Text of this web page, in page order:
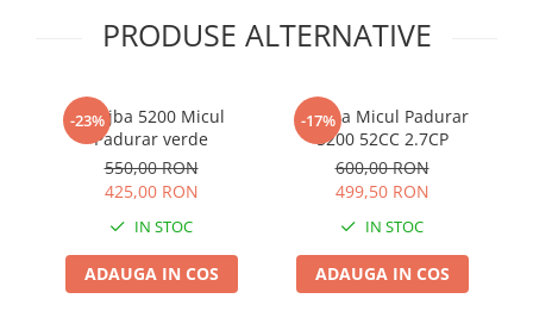
Seminte zucchini
Seminte Legume Profesionale
Seminte pentru germinare
Seminte trifoi
PRODUSE ALTERNATIVE
-23%
Drujba 5200 Micul
Padurar verde
550,00 RON
425,00 RON
IN STOC
ADAUGA IN COS
-17%
Drujba Micul Padurar
5200 52CC 2.7CP
600,00 RON
499,50 RON
IN STOC
ADAUGA IN COS